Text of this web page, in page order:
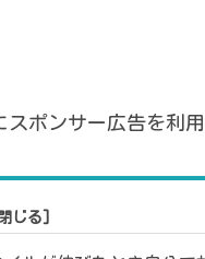
ポンサー広告を利用